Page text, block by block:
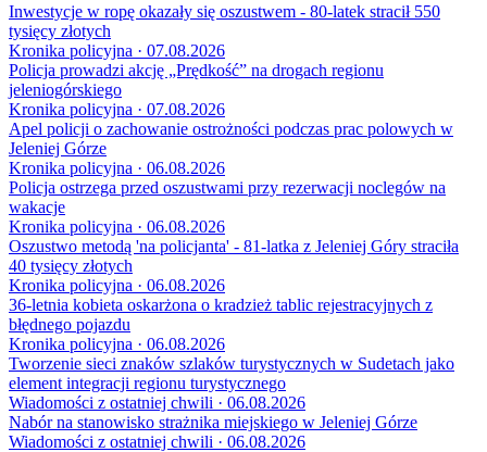
Inwestycje w ropę okazały się oszustwem - 80-latek stracił 550
tysięcy złotych
Kronika policyjna · 07.08.2026
Policja prowadzi akcję „Prędkość” na drogach regionu
jeleniogórskiego
Kronika policyjna · 07.08.2026
Apel policji o zachowanie ostrożności podczas prac polowych w
Jeleniej Górze
Kronika policyjna · 06.08.2026
Policja ostrzega przed oszustwami przy rezerwacji noclegów na
wakacje
Kronika policyjna · 06.08.2026
Oszustwo metodą 'na policjanta' - 81-latka z Jeleniej Góry straciła
40 tysięcy złotych
Kronika policyjna · 06.08.2026
36-letnia kobieta oskarżona o kradzież tablic rejestracyjnych z
błędnego pojazdu
Kronika policyjna · 06.08.2026
Tworzenie sieci znaków szlaków turystycznych w Sudetach jako
element integracji regionu turystycznego
Wiadomości z ostatniej chwili · 06.08.2026
Nabór na stanowisko strażnika miejskiego w Jeleniej Górze
Wiadomości z ostatniej chwili · 06.08.2026